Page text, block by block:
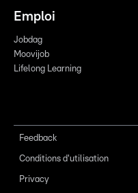
Emploi
Jobdag
Moovijob
Lifelong Learning
Feedback
Conditions d'utilisation
Privacy